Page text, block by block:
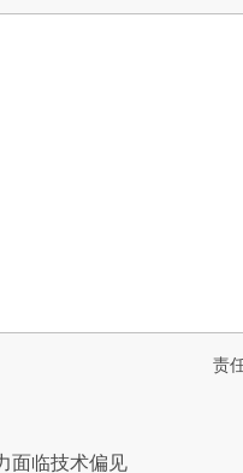
责
面临技术偏见